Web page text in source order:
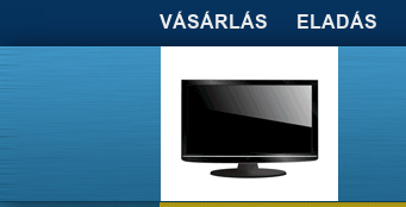
VÁSÁRLÁS ELADÁS